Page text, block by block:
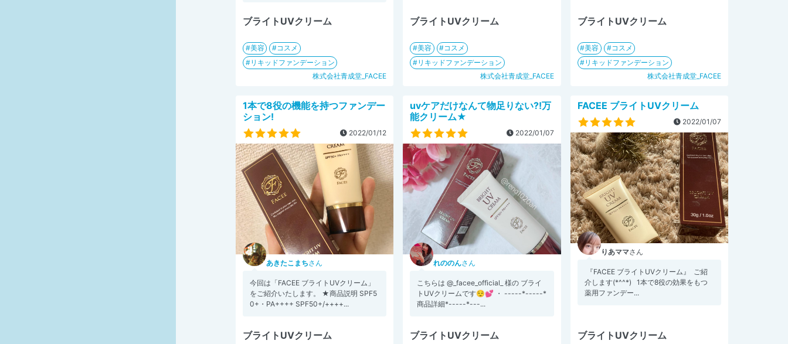
ブライトUVクリーム
美容
コスメ
リキッドファンデーション
株式会社青成堂_FACEE
ブライトUVクリーム
美容
コスメ
リキッドファンデーション
株式会社青成堂_FACEE
ブライトUVクリーム
美容
コスメ
リキッドファンデーション
株式会社青成堂_FACEE
1本で8役の機能を持つファンデー
ション!
2022/01/12
あきたこまちさん
今回は「FACEE ブライトUVクリーム」
をご紹介いたします。 ★商品説明 SPF5
0+・PA++++ SPF50+/++++...
ブライトUVクリーム
uvケアだけなんて物足りない?!万
能クリーム★
2022/01/07
れののんさん
こちらは @_facee_official_ 様の ブライ
トUVクリームです😌💕 ・ -----*-----*
商品詳細*-----*---...
ブライトUVクリーム
FACEE ブライトUVクリーム
2022/01/07
りあママさん
⁡ 『FACEE ブライトUVクリーム』 ⁡ ご紹
介します(*^^*) ⁡ ⁡ 1本で8役の効果をもつ
薬用ファンデー...
ブライトUVクリーム